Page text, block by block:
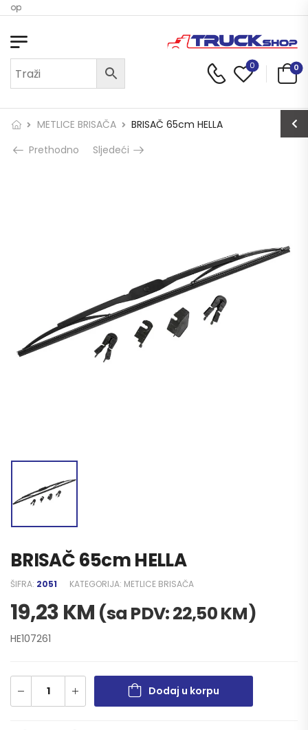
0 0
METLICE BRISAČA
BRISAČ 65cm HELLA
Prethodno
Sljedeći
BRISAČ 65cm HELLA
ŠIFRA: 2051 KATEGORIJA: METLICE BRISAČA
19,23KM (sa PDV:22,50KM)
HE107261
Dodaj u korpu